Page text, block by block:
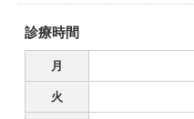
診療時間
月
火